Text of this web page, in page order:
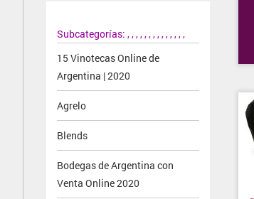
Subcategorías:
15 Vinotecas Online de
Argentina | 2020
,
Agrelo
,
Blends
,
Bodegas de Argentina con
Venta Online 2020
,,,,,,,,,,,